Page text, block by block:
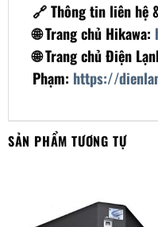
🔗 Thông tin liên hệ
🌐 Trang chủ Hikawa:
🌐 Trang chủ Điện
Phạm: https://
SẢN PHẨM TƯƠNG TỰ